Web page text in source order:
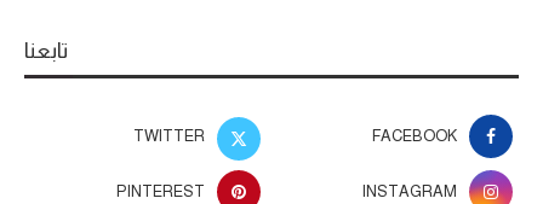
تابعنا
FACEBOOK
TWITTER
INSTAGRAM
PINTEREST